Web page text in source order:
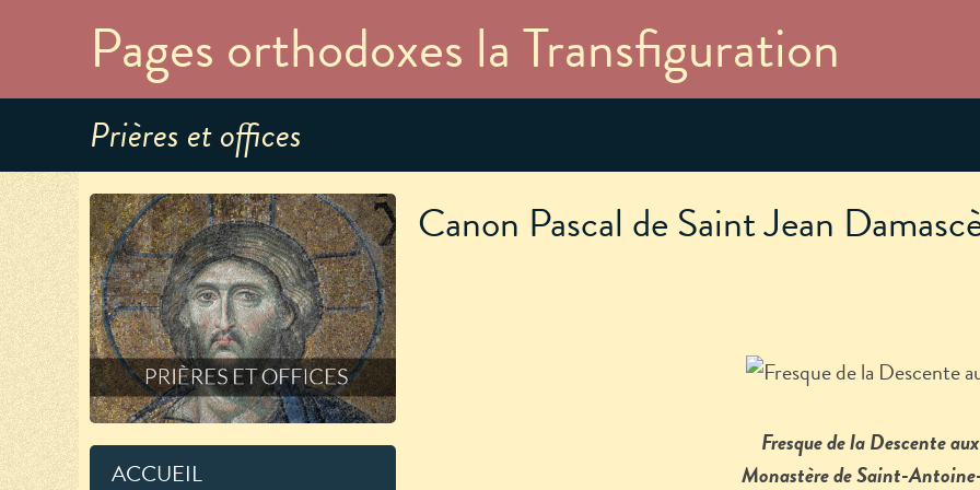
contenu
principal
Pages orthodoxes la Transfiguration
Prières et offices
ACCUEIL
Canon Pascal de Saint Jean
Fresque de la Descente
Monastère de Saint-